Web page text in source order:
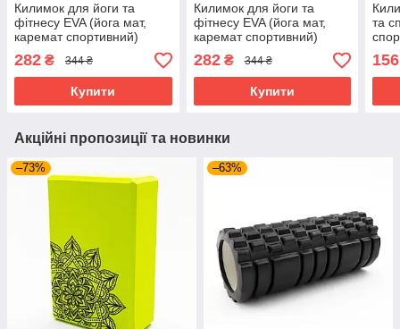
Килимок для йоги та
фітнесу EVA (йога мат,
каремат спортивний)
120х60 см OSPORT Yoga
Pro Mini 3мм (OF-0243)
Чорний
282 ₴ 344 ₴
Купити
Килимок для йоги та
фітнесу EVA (йога мат,
каремат спортивний)
120х60 см OSPORT Yoga
Pro Mini 3мм (OF-0243)
Коричневий
282₴ 344 ₴
Купити
та
5мм
156
Акційні пропозиції та новинки
–73% –63%